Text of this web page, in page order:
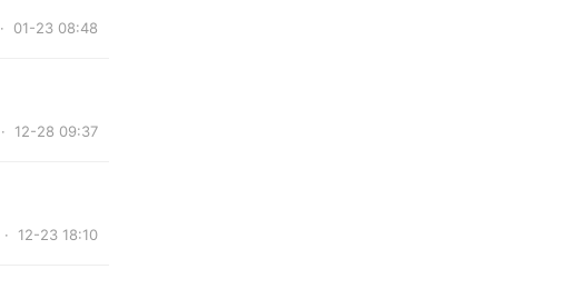
· 01-23 08:48
· 12-28 09:37
· 12-23 18:10